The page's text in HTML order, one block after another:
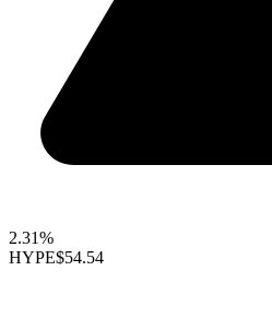
2.31%
HYPE$54.54